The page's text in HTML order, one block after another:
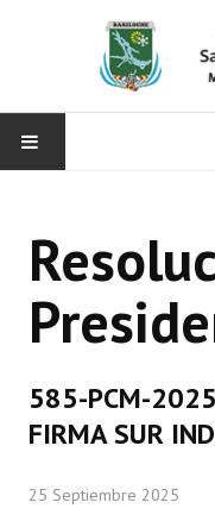
CONCEJO
Bloques Políticos
Comisiones
Concejales Mandato
585-PCM-
FIRMA SUR
25 Septiembre 2025